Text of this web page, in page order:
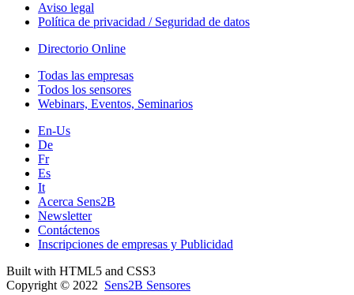
Aviso legal
Política de privacidad / Seguridad de datos
Directorio Online
Todas las empresas
Todos los sensores
Webinars, Eventos, Seminarios
En-Us
De
Fr
Es
It
Acerca Sens2B
Newsletter
Contáctenos
Inscripciones de empresas y Publicidad
Built with HTML5 and CSS3
Copyright © 2022 Sens2B Sensores